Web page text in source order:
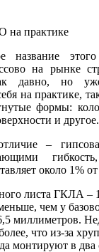
на практике
название
на рынке
давно, но
на практике,
формы:
и другое.
–
около 1% от
листа ГКЛА –
чем у
миллиметров.
что из-за
монтируют в два